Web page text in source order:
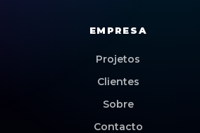
EMPRESA
Projetos
Clientes
Sobre
Contacto